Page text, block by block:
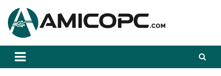
a
Amicopc.com